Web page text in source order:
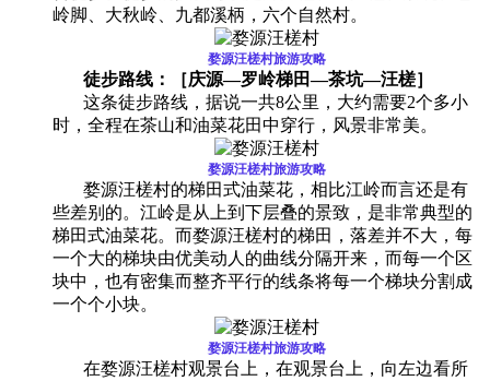
岭脚、大秋岭、九都溪柄，六个自然村。
婺源汪槎村旅游攻略
徒步路线：［庆源—罗岭梯田—茶坑—汪槎］
这条徒步路线，据说一共8公里，大约需要2个多小
时，全程在茶山和油菜花田中穿行，风景非常美。
婺源汪槎村旅游攻略
婺源汪槎村的梯田式油菜花，相比江岭而言还是有
些差别的。江岭是从上到下层叠的景致，是非常典型的
梯田式油菜花。而婺源汪槎村的梯田，落差并不大，每
一个大的梯块由优美动人的曲线分隔开来，而每一个区
块中，也有密集而整齐平行的线条将每一个梯块分割成
一个个小块。
婺源汪槎村旅游攻略
在婺源汪槎村观景台上，在观景台上，向左边看所